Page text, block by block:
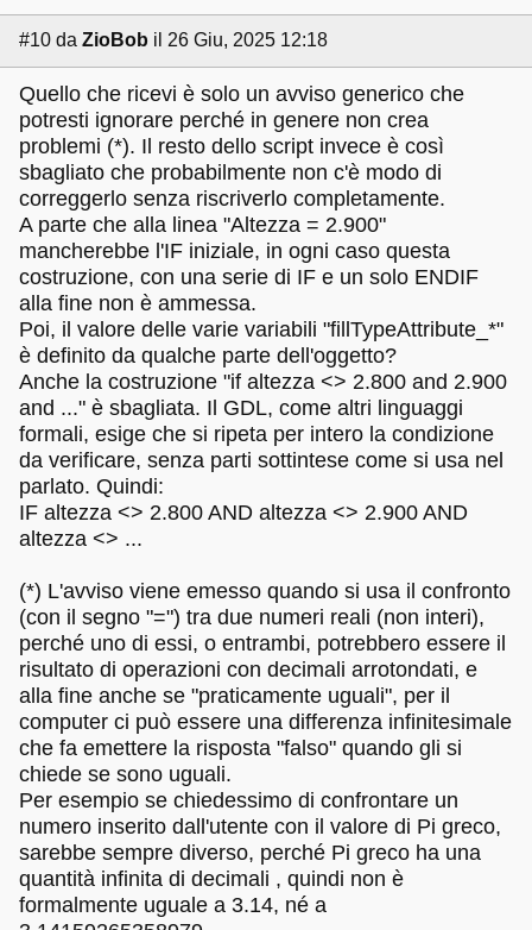
#10 da ZioBob il 26 Giu, 2025 12:18
Quello che ricevi è solo un avviso generico che
potresti ignorare perché in genere non crea
problemi (*). Il resto dello script invece è così
sbagliato che probabilmente non c'è modo di
correggerlo senza riscriverlo completamente.
A parte che alla linea "Altezza = 2.900"
mancherebbe l'IF iniziale, in ogni caso questa
costruzione, con una serie di IF e un solo ENDIF
alla fine non è ammessa.
Poi, il valore delle varie variabili "fillTypeAttribute_*"
è definito da qualche parte dell'oggetto?
Anche la costruzione "if altezza <> 2.800 and 2.900
and ..." è sbagliata. Il GDL, come altri linguaggi
formali, esige che si ripeta per intero la condizione
da verificare, senza parti sottintese come si usa nel
parlato. Quindi:
IF altezza <> 2.800 AND altezza <> 2.900 AND
altezza <> ...
(*) L'avviso viene emesso quando si usa il confronto
(con il segno "=") tra due numeri reali (non interi),
perché uno di essi, o entrambi, potrebbero essere il
risultato di operazioni con decimali arrotondati, e
alla fine anche se "praticamente uguali", per il
computer ci può essere una differenza infinitesimale
che fa emettere la risposta "falso" quando gli si
chiede se sono uguali.
Per esempio se chiedessimo di confrontare un
numero inserito dall'utente con il valore di Pi greco,
sarebbe sempre diverso, perché Pi greco ha una
quantità infinita di decimali , quindi non è
formalmente uguale a 3.14, né a